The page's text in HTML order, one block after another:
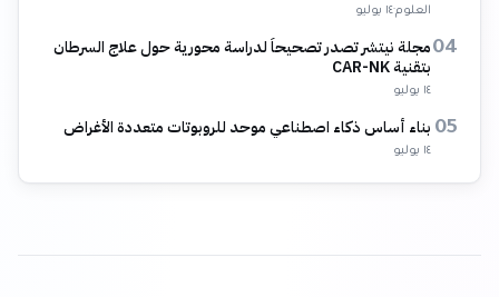
العلوم·١٤ يوليو
04مجلة نيتشر تصدر تصحيحاً لدراسة محورية حول علاج السرطان
بتقنية CAR-NK
١٤ يوليو
05 بناء أساس ذكاء اصطناعي موحد للروبوتات متعددة الأغراض
١٤ يوليو